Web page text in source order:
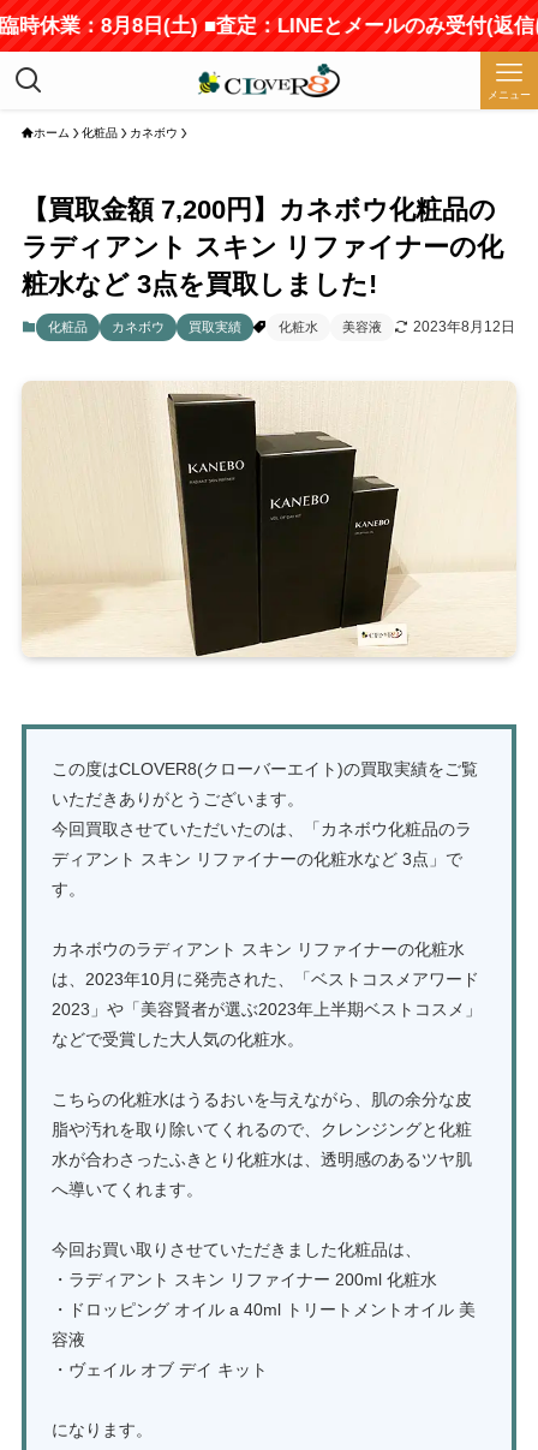
時休業：8月8日(土) ■査定：LINEとメールのみ受付(返信
メニュー
ホーム 化粧品 カネボウ
【買取金額 7,200円】カネボウ化粧品の
ラディアント スキン リファイナーの化
粧水など 3点を買取しました!
化粧品 カネボウ 買取実績 化粧水 美容液 2023年8月12日
この度はCLOVER8(クローバーエイト)の買取実績をご覧
いただきありがとうございます。
今回買取させていただいたのは、「カネボウ化粧品のラ
ディアント スキン リファイナーの化粧水など 3点」で
す。
カネボウのラディアント スキン リファイナーの化粧水
は、2023年10月に発売された、「ベストコスメアワード
2023」や「美容賢者が選ぶ2023年上半期ベストコスメ」
などで受賞した大人気の化粧水。
こちらの化粧水はうるおいを与えながら、肌の余分な皮
脂や汚れを取り除いてくれるので、クレンジングと化粧
水が合わさったふきとり化粧水は、透明感のあるツヤ肌
へ導いてくれます。
今回お買い取りさせていただきました化粧品は、
・ラディアント スキン リファイナー 200ml 化粧水
・ドロッピング オイル a 40ml トリートメントオイル 美
容液
・ヴェイル オブ デイ キット
になります。